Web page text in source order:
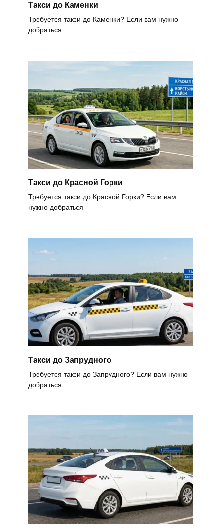
Такси до Каменки
Требуется такси до Каменки? Если вам нужно
добраться
Такси до Красной Горки
Требуется такси до Красной Горки? Если вам
нужно добраться
Такси до Запрудного
Требуется такси до Запрудного? Если вам нужно
добраться